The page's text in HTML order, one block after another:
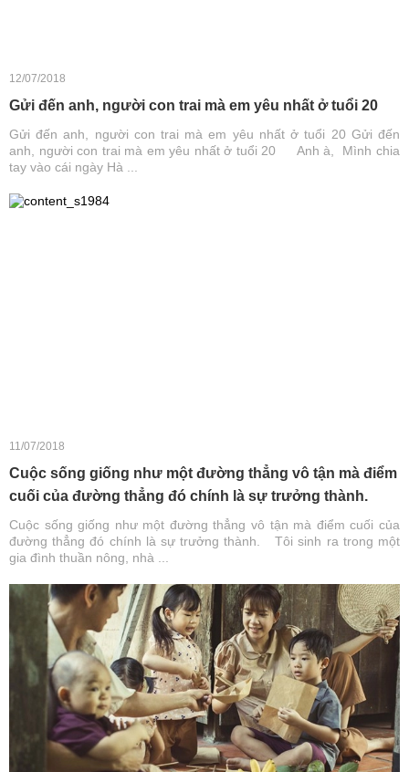
12/07/2018
Gửi đến anh, người con trai mà em yêu nhất ở tuổi 20
Gửi đến anh, người con trai mà em yêu nhất ở tuổi 20 Gửi đến
anh, người con trai mà em yêu nhất ở tuổi 20 Anh à, Mình chia
tay vào cái ngày Hà ...
11/07/2018
Cuộc sống giống như một đường thẳng vô tận mà điểm
cuối của đường thẳng đó chính là sự trưởng thành.
Cuộc sống giống như một đường thẳng vô tận mà điểm cuối của
đường thẳng đó chính là sự trưởng thành. Tôi sinh ra trong một
gia đình thuần nông, nhà ...